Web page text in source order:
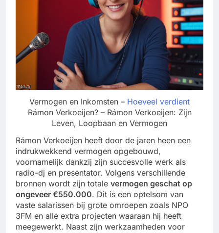
Vermogen en Inkomsten – Hoeveel verdient
Rámon Verkoeijen? – Rámon Verkoeijen: Zijn
Leven, Loopbaan en Vermogen
Rámon Verkoeijen heeft door de jaren heen een
indrukwekkend vermogen opgebouwd,
voornamelijk dankzij zijn succesvolle werk als
radio-dj en presentator. Volgens verschillende
bronnen wordt zijn totale vermogen geschat op
ongeveer €550.000. Dit is een optelsom van
vaste salarissen bij grote omroepen zoals NPO
3FM en alle extra projecten waaraan hij heeft
meegewerkt. Naast zijn werkzaamheden voor